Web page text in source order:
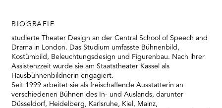
BIOGRAFIE
studierte Theater Design an der Central School of Speech and
Drama in London. Das Studium umfasste Bühnenbild,
Kostümbild, Beleuchtungsdesign und Figurenbau. Nach ihrer
Assistenzzeit wurde sie am Staatstheater Kassel als
Hausbühnenbildnerin engagiert.
Seit 1999 arbeitet sie als freischaffende Ausstatterin an
verschiedenen Bühnen des In- und Auslands, darunter
Düsseldorf, Heidelberg, Karlsruhe, Kiel, Mainz,